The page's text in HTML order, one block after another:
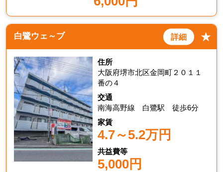
白鷺ウェ～ブ ★
詳細
住所
大阪府堺市北区金岡町２０１１
番の４
交通
南海高野線 白鷺駅 徒歩6分
家賃
4.7～5.2万円
共益費等
5,000円